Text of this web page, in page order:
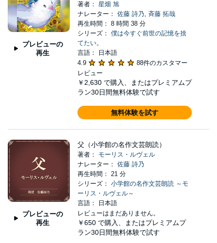
プレビューの
再生
著者： 星畑 旭
ナレーター： 佐藤 詩乃, 斉藤 拓哉
再生時間： 8 時間 38 分
シリーズ： 僕は今すぐ前世の記憶を捨
てたい。
言語： 日本語
4.9
88件のカスタマー
レビュー
￥2,630 で購入、またはプレミアムプ
ラン30日間無料体験で試す
無料体験を試す
プレビューの
再生
父（小学館の名作文芸朗読）
著者： モーリス・ルヴェル
ナレーター： 佐藤 詩乃
再生時間： 21 分
シリーズ： 小学館の名作文芸朗読 ～モ
ーリス・ルヴェル～
言語： 日本語
レビューはまだありません。
￥650 で購入、またはプレミアムプ
ラン30日間無料体験で試す